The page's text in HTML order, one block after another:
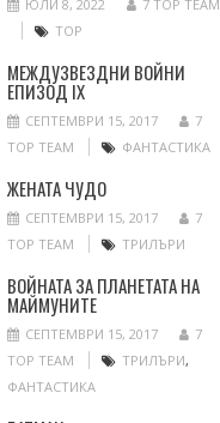
ЮЛИ 8, 2022
7 TOP TEAM
ТОР
МЕЖДУЗВЕЗДНИ ВОЙНИ
ЕПИЗОД IX
СЕПТЕМВРИ 15, 2017
7
TOP TEAM
ФАНТАСТИКА
ЖЕНАТА ЧУДО
СЕПТЕМВРИ 15, 2017
7
TOP TEAM
ТРИЛЪРИ
ВОЙНАТА ЗА ПЛАНЕТАТА НА
МАЙМУНИТЕ
СЕПТЕМВРИ 15, 2017
7
TOP TEAM
ТРИЛЪРИ,
ФАНТАСТИКА